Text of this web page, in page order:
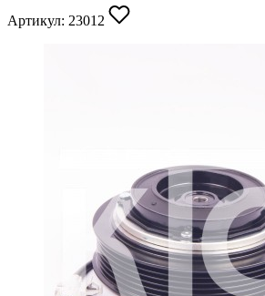
Артикул: 23012